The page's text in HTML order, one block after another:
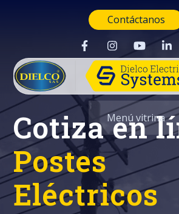
Contáctanos
Menú vitrina
Cotiza en
Postes
Eléctricos